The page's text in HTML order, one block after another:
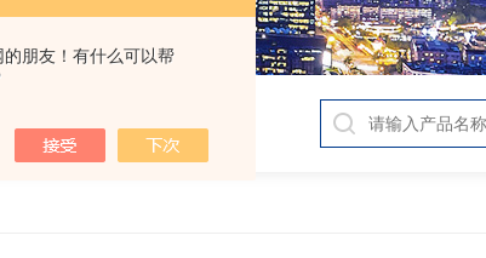
的朋友！有什么可以帮